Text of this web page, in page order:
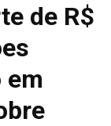
de R$
em